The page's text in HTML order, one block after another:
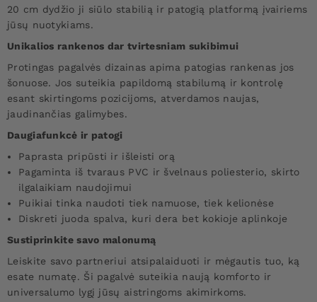
20 cm dydžio ji siūlo stabilią ir patogią platformą įvairiems
jūsų nuotykiams.
Unikalios rankenos dar tvirtesniam sukibimui
Protingas pagalvės dizainas apima patogias rankenas jos
šonuose. Jos suteikia papildomą stabilumą ir kontrolę
esant skirtingoms pozicijoms, atverdamos naujas,
jaudinančias galimybes.
Daugiafunkcė ir patogi
Paprasta pripūsti ir išleisti orą
Pagaminta iš tvaraus PVC ir švelnaus poliesterio, skirto
ilgalaikiam naudojimui
Puikiai tinka naudoti tiek namuose, tiek kelionėse
Diskreti juoda spalva, kuri dera bet kokioje aplinkoje
Sustiprinkite savo malonumą
Leiskite savo partneriui atsipalaiduoti ir mėgautis tuo, ką
esate numatę. Ši pagalvė suteikia naują komforto ir
universalumo lygį jūsų aistringoms akimirkoms.